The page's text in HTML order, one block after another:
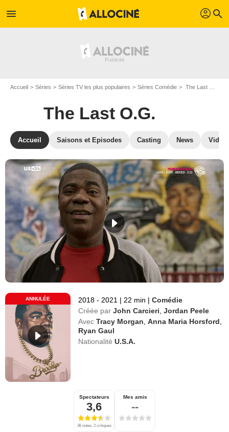
menu profil search
Accueil Séries Séries TV les plus populaires Séries Comédie The Last O.G.
The Last O.G.
Accueil Saisons et Episodes Casting News
ANNULÉE 2018 - 2021 | 22 min | Comédie
Créée par John Carcieri ,Jordan Peele
Avec Tracy Morgan ,Anna Maria Horsford
Ryan Gaul
Nationalité U.S.A.
Spectateurs
3,6
36 notes, 2 critiques
Mes amis
--